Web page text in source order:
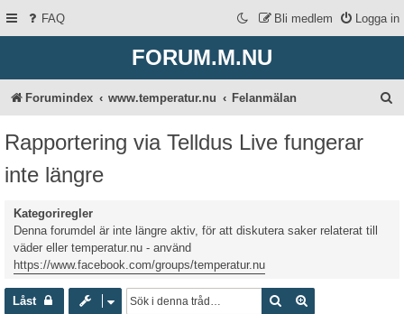
FAQ Logga in
Bli medlem
FORUM.M.NU
Forumindex www.temperatur.nu Felanmälan
Rapportering via Telldus Live fungerar
inte längre
Kategoriregler
Denna forumdel är inte längre aktiv, för att diskutera saker relaterat till
väder eller temperatur.nu - använd
https://www.facebook.com/groups/temperatur.nu
Låst Sök